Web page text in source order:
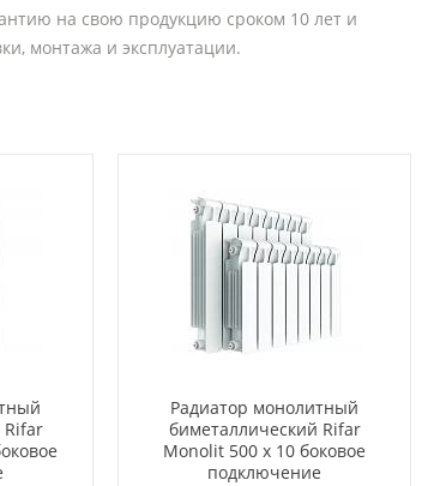
на свою продукцию сроком 10 лет и
монтажа и эксплуатации.
Rifar
Радиатор монолитный
биметаллический Rifar
Monolit 500 x 10 боковое
подключение